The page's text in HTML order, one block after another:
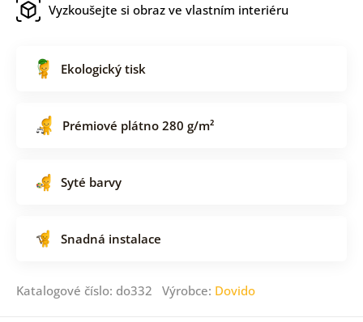
Vyzkoušejte si obraz ve vlastním interiéru
Ekologický tisk
Prémiové plátno 280 g/m²
Syté barvy
Snadná instalace
Katalogové číslo: do332 Výrobce: Dovido